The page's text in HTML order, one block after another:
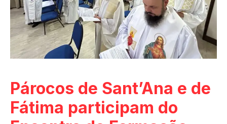
Párocos de Sant’Ana e de
Fátima participam do